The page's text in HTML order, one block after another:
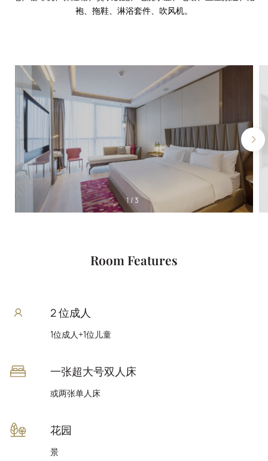
袍、拖鞋、淋浴套件、吹风机。
1/3
Room Features
2 位成人
1位成人+1位儿童
一张超大号双人床
或两张单人床
花园
景